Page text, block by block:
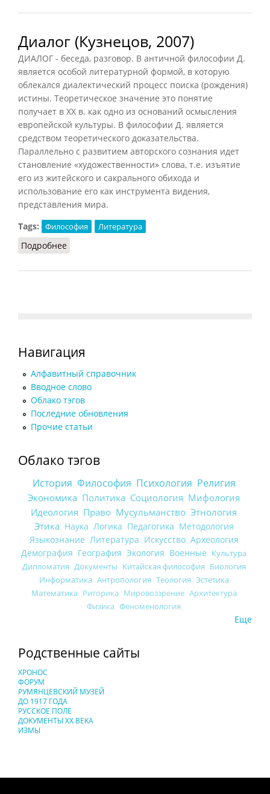
Диалог (Кузнецов, 2007)
ДИАЛОГ - беседа, разговор. В античной философии Д.
является особой литературной формой, в которую
облекался диалектический процесс поиска (рождения)
истины. Теоретическое значение это понятие
получает в XX в. как одно из оснований осмысления
европейской культуры. В философии Д. является
средством теоретического доказательства.
Параллельно с развитием авторского сознания идет
становление «художественности» слова, т.е. изъятие
его из житейского и сакрального обихода и
использование его как инструмента видения,
представления мира.
Tags:
Философия Литература
Подробнее
Навигация
Алфавитный справочник
Вводное слово
Облако тэгов
Последние обновления
Прочие статьи
Облако тэгов
История Философия Психология Религия
Экономика Политика Социология Мифология
Идеология Право Мусульманство Этнология
Этика Наука Логика Педагогика Методология
Языкознание Литература Искусство Археология
Демография География Экология Военные Культура
Дипломатия Документы Китайская философия Биология
Информатика Антропология Теология Эстетика
Математика Риторика Мировоззрение Архитектура
Физика Феноменология
Еще
Родственные сайты
ХРОНОС
ФОРУМ
РУМЯНЦЕВСКИЙ МУЗЕЙ
ДО 1917 ГОДА
РУССКОЕ ПОЛЕ
ДОКУМЕНТЫ XX ВЕКА
ИЗМЫ